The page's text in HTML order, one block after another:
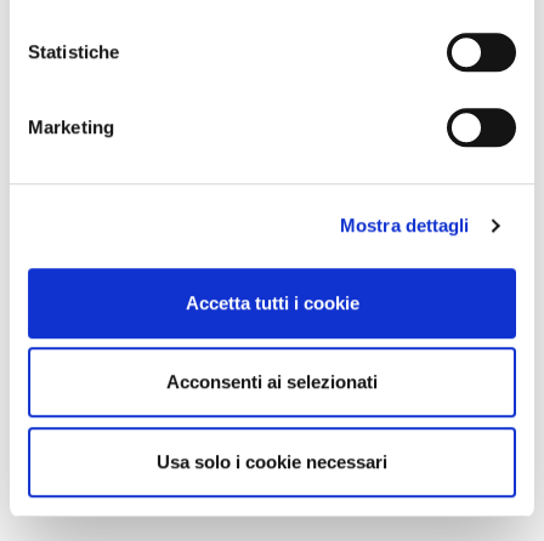
Statistiche
Marketing
Mostra dettagli
Accetta tutti i cookie
Acconsenti ai selezionati
Usa solo i cookie necessari